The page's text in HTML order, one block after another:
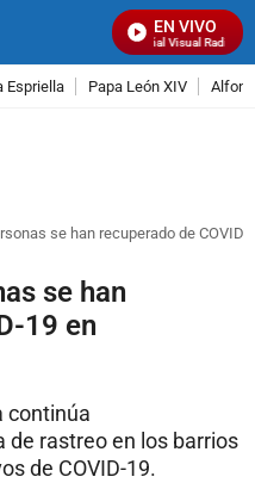
EN VIVO
Señal Visual Radio
Espriella Papa León XIV
se han recuperado de
se han
19 en
continúa
rastreo en los barrios
de COVID-19.